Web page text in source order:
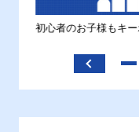
初心者のお子様もキ